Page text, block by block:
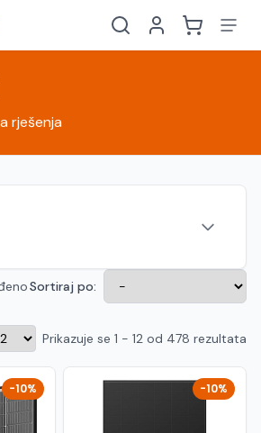
EN
Crnogorski
rješenja
Sortiraj po:
Prikazuje se 1 - 12 od 478 rezultata
-10% -10%